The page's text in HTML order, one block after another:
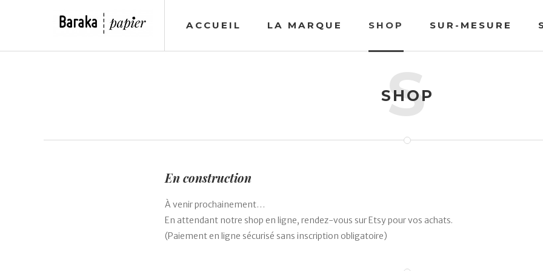
ACCUEIL LA MARQUE SHOP SUR-MESURE
SHOP
S
En construction
À venir prochainement…
En attendant notre shop en ligne, rendez-vous sur Etsy pour vos achats.
(Paiement en ligne sécurisé sans inscription obligatoire)